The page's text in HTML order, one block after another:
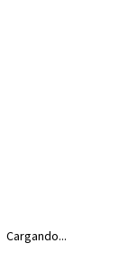
Cargando...